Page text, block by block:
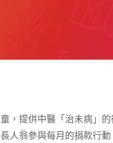
，提供中醫「治未病」
人翁參與每月的捐款行動